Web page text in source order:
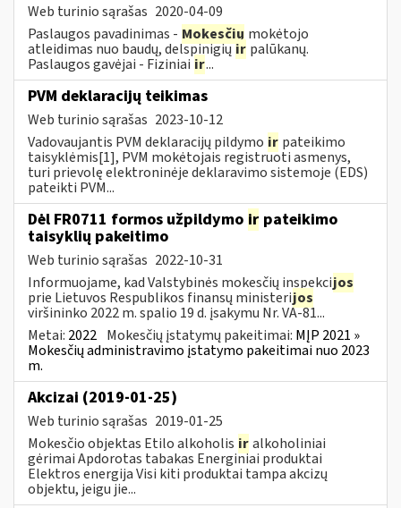
Web turinio sąrašas 2020-04-09
Paslaugos pavadinimas - Mokesčių mokėtojo
atleidimas nuo baudų, delspinigiųir palūkanų.
Paslaugos gavėjai - Fiziniai ir...
PVM deklaracijų teikimas
Web turinio sąrašas 2023-10-12
Vadovaujantis PVM deklaracijų pildymo ir pateikimo
taisyklėmis[1], PVM mokėtojais registruoti asmenys,
turi prievolę elektroninėje deklaravimo sistemoje (EDS)
pateikti PVM...
Dėl FR0711 formos užpildymo ir pateikimo
taisyklių pakeitimo
Web turinio sąrašas 2022-10-31
Informuojame, kad Valstybinės mokesčių inspekcijos
prie Lietuvos Respublikos finansų ministerijos
viršininko 2022 m. spalio 19 d. įsakymu Nr. VA-81...
Metai: 2022 Mokesčių įstatymų pakeitimai: MĮP 2021 »
Mokesčių administravimo įstatymo pakeitimai nuo 2023
m.
Akcizai (2019-01-25)
Web turinio sąrašas 2019-01-25
Mokesčio objektas Etilo alkoholis iralkoholiniai
gėrimai Apdorotas tabakas Energiniai produktai
Elektros energija Visi kiti produktai tampa akcizų
objektu, jeigu jie...